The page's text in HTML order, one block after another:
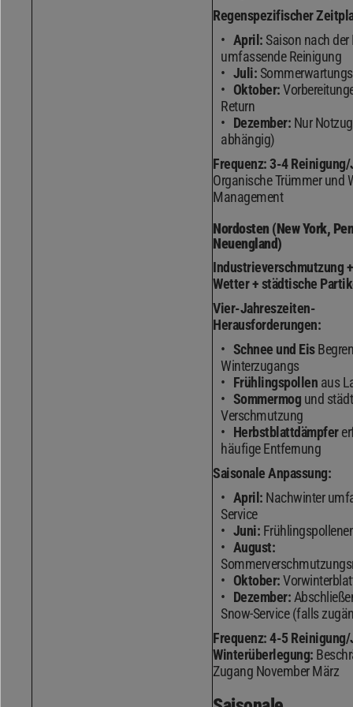
Regenspezifischer
April: Saison nach der
umfassende Reinigung
Juli:
Oktober:
Return
Dezember: Nur
abhängig)
Frequenz:3-4 Reinigung/
Organische Trümmer und
Management
Nordosten (New York,
Neuengland)
Industrieverschmutzung
Wetter + städtische
Vier-Jahreszeiten-
Herausforderungen:
Schnee und Eis
Winterzugangs
Frühlingspollen aus
Sommermog und
Verschmutzung
Herbstblattdämpfer
häufige Entfernung
Saisonale Anpassung:
April: Nachwinter
Service
Juni:
August:
Oktober:
Dezember:
Snow-Service (falls
Frequenz:4-5 Reinigung/
Winterüberlegung:
Zugang November März